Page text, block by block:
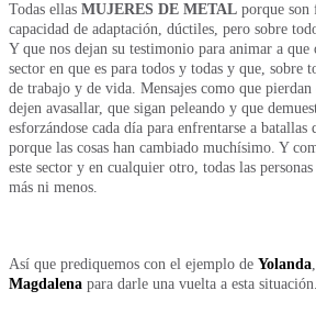
Todas ellas MUJERES DE METAL porque son
capacidad de adaptación, dúctiles, pero sobre
Y que nos dejan su testimonio para animar a que
sector en que es para todos y todas y que, sobre
de trabajo y de vida. Mensajes como que
dejen avasallar, que sigan peleando y que
esforzándose cada día para enfrentarse a batallas
porque las cosas han cambiado muchísimo. Y
este sector y en cualquier otro, todas las
más ni menos.
Así que prediquemos con el ejemplo de Yolanda,
Magdalena para darle una vuelta a esta situación.